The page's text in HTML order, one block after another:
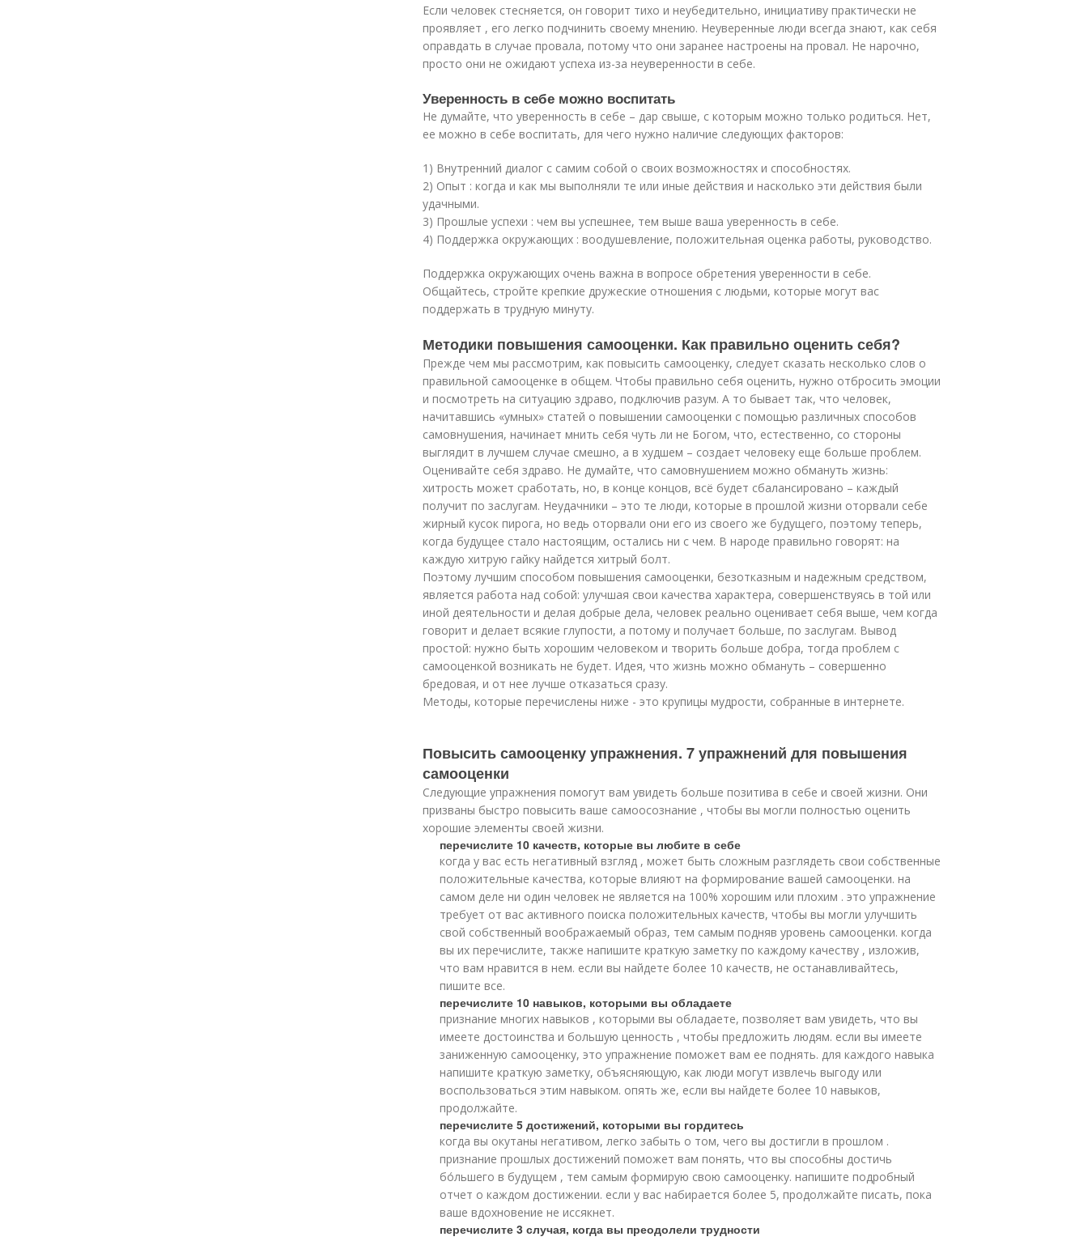
Если человек стесняется, он говорит тихо и неубедительно, инициативу практически не
проявляет , его легко подчинить своему мнению. Неуверенные люди всегда знают, как себя
оправдать в случае провала, потому что они заранее настроены на провал. Не нарочно,
просто они не ожидают успеха из-за неуверенности в себе.
Уверенность в себе можно воспитать
Не думайте, что уверенность в себе – дар свыше, с которым можно только родиться. Нет,
ее можно в себе воспитать, для чего нужно наличие следующих факторов:
1) Внутренний диалог с самим собой о своих возможностях и способностях.
2) Опыт : когда и как мы выполняли те или иные действия и насколько эти действия были
удачными.
3) Прошлые успехи : чем вы успешнее, тем выше ваша уверенность в себе.
4) Поддержка окружающих : воодушевление, положительная оценка работы, руководство.
Поддержка окружающих очень важна в вопросе обретения уверенности в себе.
Общайтесь, стройте крепкие дружеские отношения с людьми, которые могут вас
поддержать в трудную минуту.
Методики повышения самооценки. Как правильно оценить себя?
Прежде чем мы рассмотрим, как повысить самооценку, следует сказать несколько слов о
правильной самооценке в общем. Чтобы правильно себя оценить, нужно отбросить эмоции
и посмотреть на ситуацию здраво, подключив разум. А то бывает так, что человек,
начитавшись «умных» статей о повышении самооценки с помощью различных способов
самовнушения, начинает мнить себя чуть ли не Богом, что, естественно, со стороны
выглядит в лучшем случае смешно, а в худшем – создает человеку еще больше проблем.
Оценивайте себя здраво. Не думайте, что самовнушением можно обмануть жизнь:
хитрость может сработать, но, в конце концов, всё будет сбалансировано – каждый
получит по заслугам. Неудачники – это те люди, которые в прошлой жизни оторвали себе
жирный кусок пирога, но ведь оторвали они его из своего же будущего, поэтому теперь,
когда будущее стало настоящим, остались ни с чем. В народе правильно говорят: на
каждую хитрую гайку найдется хитрый болт.
Поэтому лучшим способом повышения самооценки, безотказным и надежным средством,
является работа над собой: улучшая свои качества характера, совершенствуясь в той или
иной деятельности и делая добрые дела, человек реально оценивает себя выше, чем когда
говорит и делает всякие глупости, а потому и получает больше, по заслугам. Вывод
простой: нужно быть хорошим человеком и творить больше добра, тогда проблем с
самооценкой возникать не будет. Идея, что жизнь можно обмануть – совершенно
бредовая, и от нее лучше отказаться сразу.
Методы, которые перечислены ниже - это крупицы мудрости, собранные в интернете.
Повысить самооценку упражнения. 7 упражнений для повышения
самооценки
Следующие упражнения помогут вам увидеть больше позитива в себе и своей жизни. Они
призваны быстро повысить ваше самоосознание , чтобы вы могли полностью оценить
хорошие элементы своей жизни.
перечислите 10 качеств, которые вы любите в себе
когда у вас есть негативный взгляд , может быть сложным разглядеть свои собственные
положительные качества, которые влияют на формирование вашей самооценки. на
самом деле ни один человек не является на 100% хорошим или плохим . это упражнение
требует от вас активного поиска положительных качеств, чтобы вы могли улучшить
свой собственный воображаемый образ, тем самым подняв уровень самооценки. когда
вы их перечислите, также напишите краткую заметку по каждому качеству , изложив,
что вам нравится в нем. если вы найдете более 10 качеств, не останавливайтесь,
пишите все.
перечислите 10 навыков, которыми вы обладаете
признание многих навыков , которыми вы обладаете, позволяет вам увидеть, что вы
имеете достоинства и большую ценность , чтобы предложить людям. если вы имеете
заниженную самооценку, это упражнение поможет вам ее поднять. для каждого навыка
напишите краткую заметку, объясняющую, как люди могут извлечь выгоду или
воспользоваться этим навыком. опять же, если вы найдете более 10 навыков,
продолжайте.
перечислите 5 достижений, которыми вы гордитесь
когда вы окутаны негативом, легко забыть о том, чего вы достигли в прошлом .
признание прошлых достижений поможет вам понять, что вы способны достичь
бо́льшего в будущем , тем самым формирую свою самооценку. напишите подробный
отчет о каждом достижении. если у вас набирается более 5, продолжайте писать, пока
ваше вдохновение не иссякнет.
перечислите 3 случая, когда вы преодолели трудности